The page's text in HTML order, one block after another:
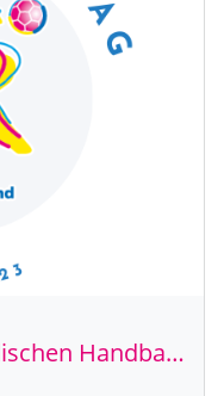
37. Verbandstag des Badischen Handball-Verbandes e. V.